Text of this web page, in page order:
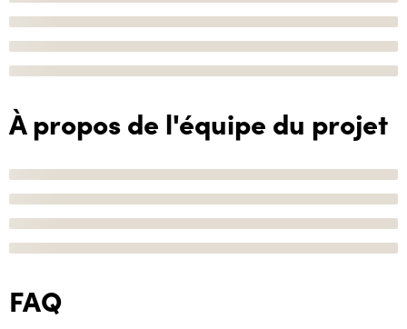
À propos de l'équipe du projet
FAQ